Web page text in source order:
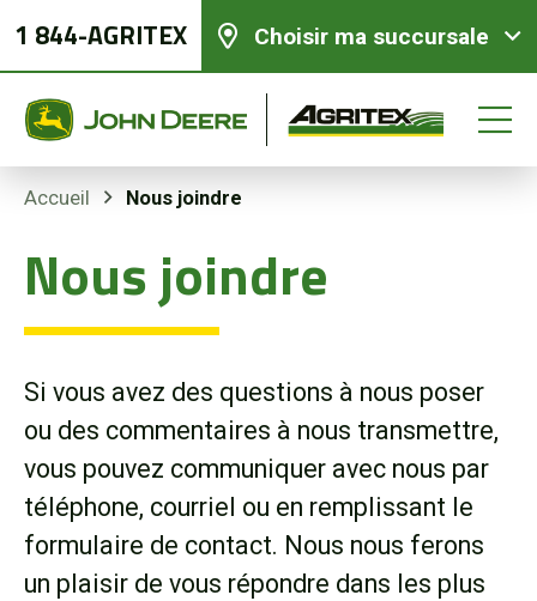
1 844-AGRITEX Choisir ma succursale
Accueil Nous joindre
Nous joindre
Si vous avez des questions à nous poser
ou des commentaires à nous transmettre,
vous pouvez communiquer avec nous par
téléphone, courriel ou en remplissant le
formulaire de contact. Nous nous ferons
un plaisir de vous répondre dans les plus
Équipements neufs
Pièces et services
Agriculture de précision
Boutique